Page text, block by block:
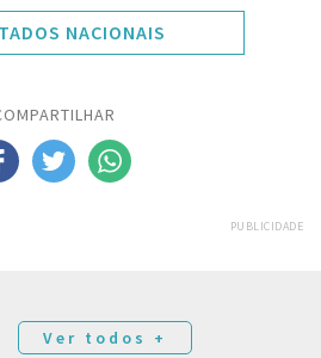
NACIONAIS
PUBLICIDADE
Ver todos +